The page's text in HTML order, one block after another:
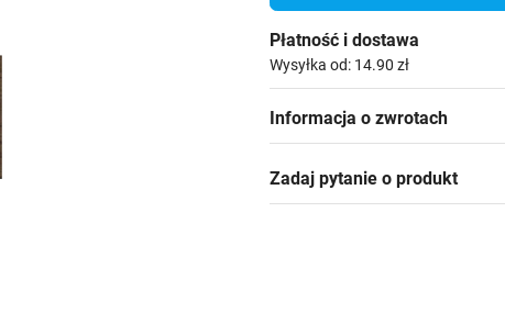
Płatność i dostawa
Wysyłka od: 14.90 zł
Informacja o zwrotach
Zadaj pytanie o produkt